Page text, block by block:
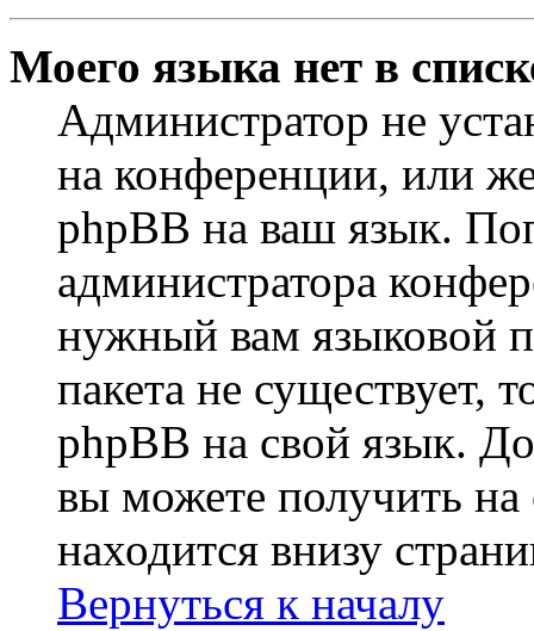
Моего языка нет в
Администратор не
на конференции, или
phpBB на ваш язык.
администратора
нужный вам языковой
пакета не существует,
phpBB на свой язык.
вы можете получить на
находится внизу
Вернуться к началу